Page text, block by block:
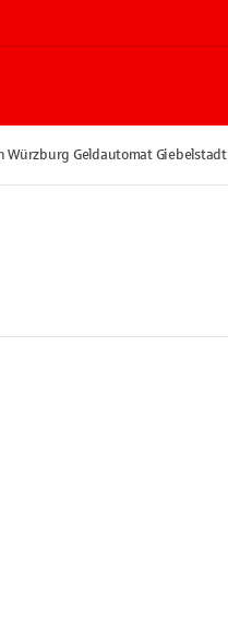
Würzburg Geldautomat Giebelstadt